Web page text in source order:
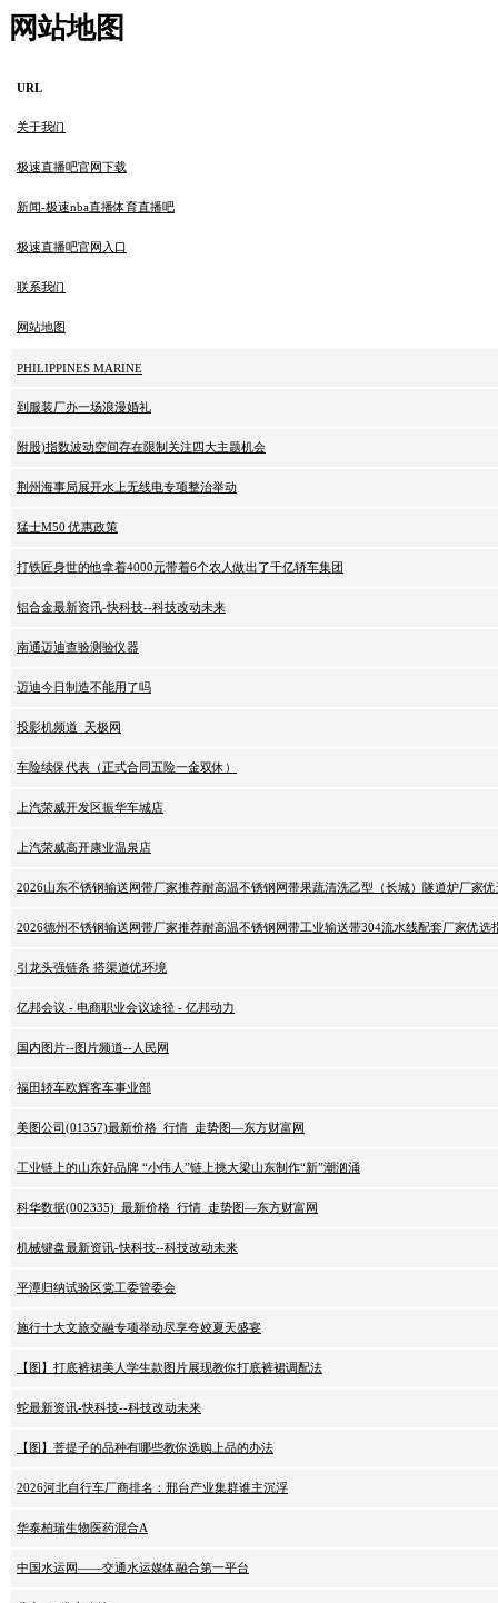
网站地图
URL
关于我们
极速直播吧官网下载
新闻-极速nba直播体育直播吧
极速直播吧官网入口
联系我们
网站地图
PHILIPPINES MARINE
到服装厂办一场浪漫婚礼
附股)指数波动空间存在限制关注四大主题机会
荆州海事局展开水上无线电专项整治举动
猛士M50 优惠政策
打铁匠身世的他拿着4000元带着6个农人做出了千亿轿车集团
铝合金最新资讯-快科技--科技改动未来
南通迈迪查验测验仪器
迈迪今日制造不能用了吗
投影机频道_天极网
车险续保代表（正式合同五险一金双休）
上汽荣威开发区振华车城店
上汽荣威高开康业温泉店
2026山东不锈钢输送网带厂家推荐耐高温不锈钢网带果蔬清洗乙型（长城）隧道炉厂家
2026德州不锈钢输送网带厂家推荐耐高温不锈钢网带工业输送带304流水线配套厂家优选
引龙头强链条 搭渠道优环境
亿邦会议 - 电商职业会议途径 - 亿邦动力
国内图片--图片频道--人民网
福田轿车欧辉客车事业部
美图公司(01357)最新价格_行情_走势图—东方财富网
工业链上的山东好品牌 “小伟人”链上挑大梁山东制作“新”潮汹涌
科华数据(002335)_最新价格_行情_走势图—东方财富网
机械键盘最新资讯-快科技--科技改动未来
平潭归纳试验区党工委管委会
施行十大文旅交融专项举动尽享夸姣夏天盛宴
【图】打底裤裙美人学生款图片展现教你打底裤裙调配法
蛇最新资讯-快科技--科技改动未来
【图】菩提子的品种有哪些教你选购上品的办法
2026河北自行车厂商排名：邢台产业集群谁主沉浮
华泰柏瑞生物医药混合A
中国水运网——交通水运媒体融合第一平台